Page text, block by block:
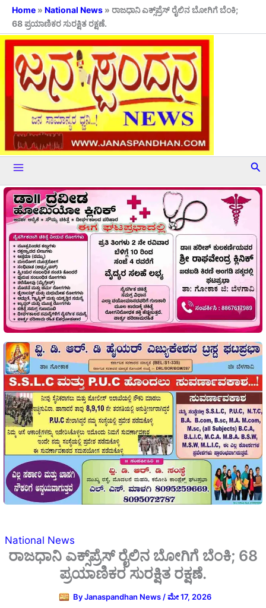
Skip
content
Home » National News » ರಾಜಧಾನಿ ಎಕ್ಸ್‌ಪ್ರೆಸ್ ರೈಲಿನ ಬೋಗಿಗೆ ಬೆಂಕಿ;
68 ಪ್ರಯಾಣಿಕರ ಸುರಕ್ಷಿತ ರಕ್ಷಣೆ.
National News
ರಾಜಧಾನಿ ಎಕ್ಸ್‌ಪ್ರೆಸ್ ರೈಲಿನ ಬೋಗಿಗೆ ಬೆಂಕಿ; 68
ಪ್ರಯಾಣಿಕರ ಸುರಕ್ಷಿತ ರಕ್ಷಣೆ.
ByJanaspandhan News /ಮೇ 17, 2026